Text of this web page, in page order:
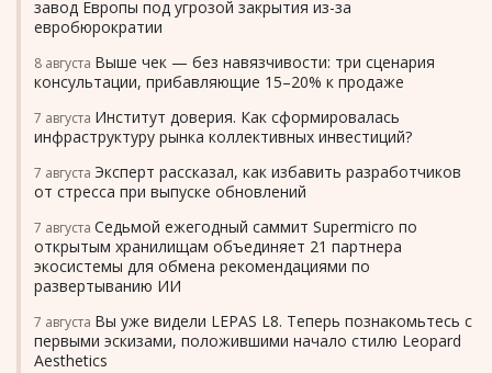
завод Европы под угрозой закрытия из-за
евробюрократии
8 августа Выше чек — без навязчивости: три сценария
консультации, прибавляющие 15–20% к продаже
7 августа Институт доверия. Как сформировалась
инфраструктуру рынка коллективных инвестиций?
7 августа Эксперт рассказал, как избавить разработчиков
от стресса при выпуске обновлений
7 августа Седьмой ежегодный саммит Supermicro по
открытым хранилищам объединяет 21 партнера
экосистемы для обмена рекомендациями по
развертыванию ИИ
7 августа Вы уже видели LEPAS L8. Теперь познакомьтесь с
первыми эскизами, положившими начало стилю Leopard
Aesthetics